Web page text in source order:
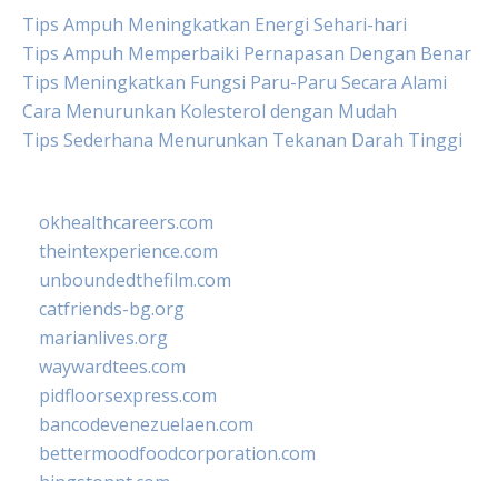
Tips Ampuh Meningkatkan Energi Sehari-hari
Tips Ampuh Memperbaiki Pernapasan Dengan Benar
Tips Meningkatkan Fungsi Paru-Paru Secara Alami
Cara Menurunkan Kolesterol dengan Mudah
Tips Sederhana Menurunkan Tekanan Darah Tinggi
okhealthcareers.com
theintexperience.com
unboundedthefilm.com
catfriends-bg.org
marianlives.org
waywardtees.com
pidfloorsexpress.com
bancodevenezuelaen.com
bettermoodfoodcorporation.com